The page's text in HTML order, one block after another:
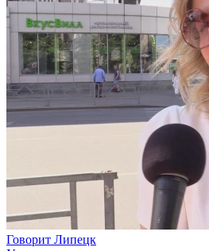
Говорит Липецк